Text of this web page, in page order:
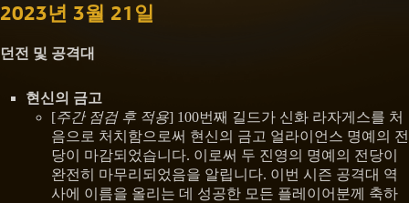
2023년 3월 21일
던전 및 공격대
현신의 금고
[주간 점검 후 적용] 100번째 길드가 신화 라자게스를 처
음으로 처치함으로써 현신의 금고 얼라이언스 명예의 전
당이 마감되었습니다. 이로써 두 진영의 명예의 전당이
완전히 마무리되었음을 알립니다. 이번 시즌 공격대 역
사에 이름을 올리는 데 성공한 모든 플레이어분께 축하